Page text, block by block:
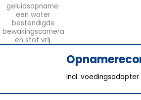
Incl. voedingsadapter